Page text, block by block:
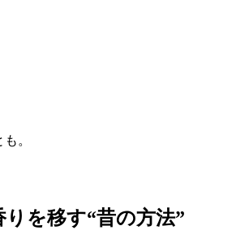
。
を移す“昔の方法”